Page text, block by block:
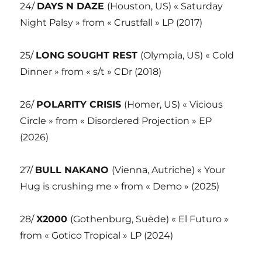
24/ DAYS N DAZE (Houston, US) « Saturday
Night Palsy » from « Crustfall » LP (2017)
25/ LONG SOUGHT REST (Olympia, US) « Cold
Dinner » from « s/t » CDr (2018)
26/ POLARITY CRISIS (Homer, US) « Vicious
Circle » from « Disordered Projection » EP
(2026)
27/ BULL NAKANO (Vienna, Autriche) « Your
Hug is crushing me » from « Demo » (2025)
28/X2000 (Gothenburg, Suède) « El Futuro »
from « Gotico Tropical » LP (2024)